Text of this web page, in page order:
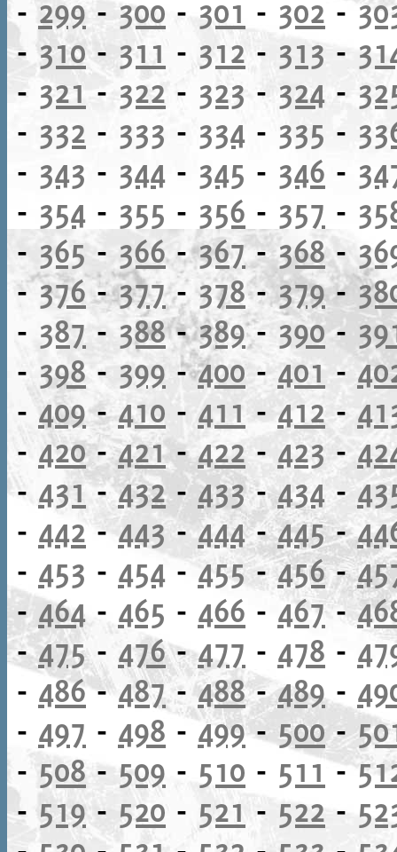
- 299 -300 - 301 - 302 -
-310- 311 - 312- 313 -
- 321 - 322 - 323 - 324 -
- 332 - 333 - 334 - 335 -
- 343 - 344 - 345 - 346 -
- 354 - 355 - 356 - 357 -
- 365 - 366-367-368-
-376-377-378- 379-
- 387 - 388-389- 390-
- 398 - 399 -400-401 -
-409-410 - 411-412 -
- 420-421-422 - 423 -
- 431-432-433-434-
- 442 -443 -444-445-
- 453 - 454 -455-456-
- 464 - 465 - 466 - 467-
-475- 476-477 - 478 -
- 486-487-488-489-
- 497 - 498 -499- 500-
- 508- 509 - 510 - 511-
-519- 520 - 521 - 522 -